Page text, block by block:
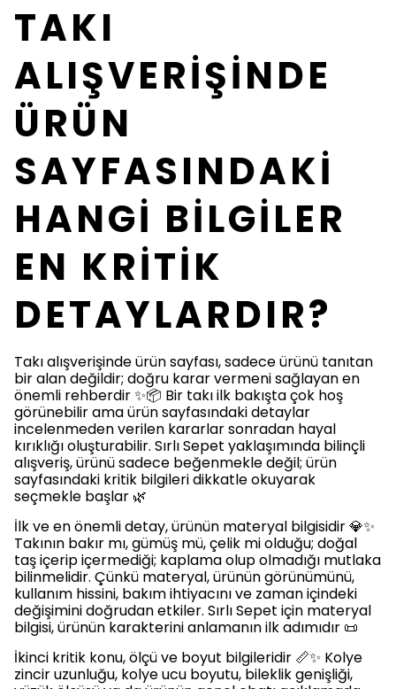
TAKI
ALIŞVERİŞİNDE
ÜRÜN
SAYFASINDAKİ
HANGİ BİLGİLER
EN KRİTİK
DETAYLARDIR?
Takı alışverişinde ürün sayfası, sadece ürünü tanıtan
bir alan değildir; doğru karar vermeni sağlayan en
önemli rehberdir ✨📦 Bir takı ilk bakışta çok hoş
görünebilir ama ürün sayfasındaki detaylar
incelenmeden verilen kararlar sonradan hayal
kırıklığı oluşturabilir. Sırlı Sepet yaklaşımında bilinçli
alışveriş, ürünü sadece beğenmekle değil; ürün
sayfasındaki kritik bilgileri dikkatle okuyarak
seçmekle başlar 🌿
İlk ve en önemli detay, ürünün materyal bilgisidir 💎✨
Takının bakır mı, gümüş mü, çelik mi olduğu; doğal
taş içerip içermediği; kaplama olup olmadığı mutlaka
bilinmelidir. Çünkü materyal, ürünün görünümünü,
kullanım hissini, bakım ihtiyacını ve zaman içindeki
değişimini doğrudan etkiler. Sırlı Sepet için materyal
bilgisi, ürünün karakterini anlamanın ilk adımıdır 📜
İkinci kritik konu, ölçü ve boyut bilgileridir 📏✨ Kolye
zincir uzunluğu, kolye ucu boyutu, bileklik genişliği,